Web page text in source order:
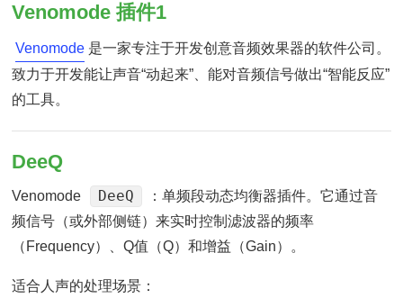
Venomode 插件1
Venomode 是一家专注于开发创意音频效果器的软件公司。
致力于开发能让声音“动起来”、能对音频信号做出“智能反应”
的工具。
DeeQ
Venomode DeeQ
：单频段动态均衡器插件。它通过音
频信号（或外部侧链）来实时控制滤波器的频率
（Frequency）、Q值（Q）和增益（Gain）。
适合人声的处理场景：